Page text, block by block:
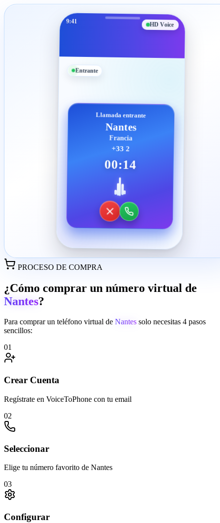
9:41 HD Voice
Entrante
Llamada entrante
Nantes
Francia
+33 2
00:14
PROCESO DE COMPRA
¿Cómo comprar un número virtual de
Nantes?
Para comprar un teléfono virtual de Nantes solo necesitas 4 pasos
sencillos:
01
Crear Cuenta
Regístrate en VoiceToPhone con tu email
02
Seleccionar
Elige tu número favorito de Nantes
03
Configurar